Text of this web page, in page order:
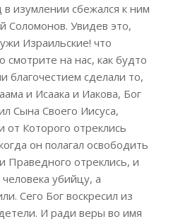
изумлении сбежался к ним
Соломонов. Увидев это,
Израильские! что
смотрите на нас, как будто
сделали то,
и Исаака и Иакова, Бог
Сына Своего Иисуса,
от Которого отреклись
он полагал освободить
Праведного отреклись, и
убийцу, а
Сего Бог воскресил из
И ради веры во имя